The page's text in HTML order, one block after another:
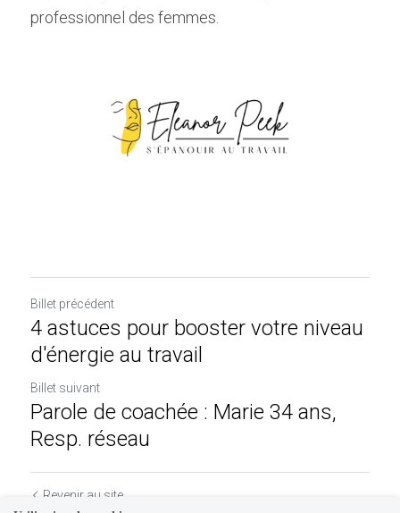
professionnel des femmes.
Billet précédent
4 astuces pour booster votre niveau
d'énergie au travail
Billet suivant
Parole de coachée : Marie 34 ans,
Resp. réseau
Revenir au site